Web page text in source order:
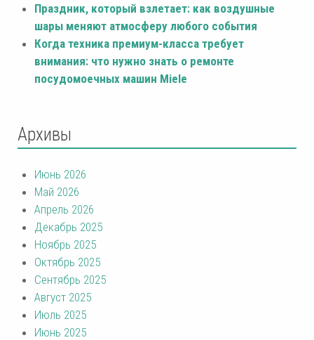
Праздник, который взлетает: как воздушные
шары меняют атмосферу любого события
Когда техника премиум-класса требует
внимания: что нужно знать о ремонте
посудомоечных машин Miele
Архивы
Июнь 2026
Май 2026
Апрель 2026
Декабрь 2025
Ноябрь 2025
Октябрь 2025
Сентябрь 2025
Август 2025
Июль 2025
Июнь 2025